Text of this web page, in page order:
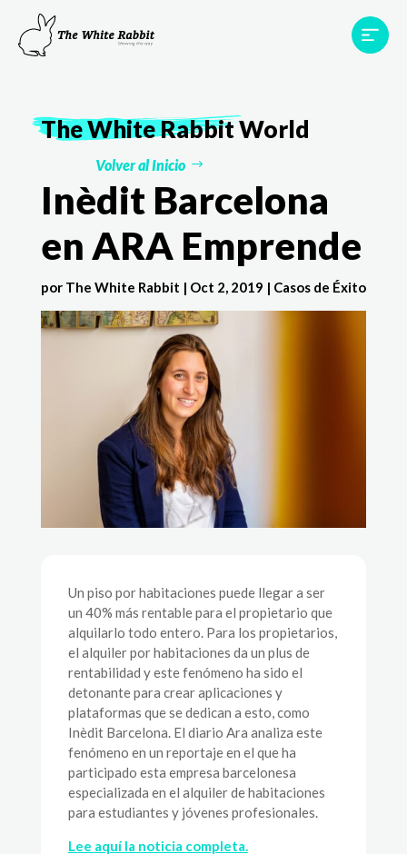
Proyectos
Testimonios
TWR World
The White RabbitWorld
Volver al Inicio
Inèdit Barcelona
en ARA Emprende
por The White Rabbit | Oct 2, 2019 | Casos de Éxito
Un piso por habitaciones puede llegar a ser
un 40% más rentable para el propietario que
alquilarlo todo entero. Para los propietarios,
el alquiler por habitaciones da un plus de
rentabilidad y este fenómeno ha sido el
detonante para crear aplicaciones y
plataformas que se dedican a esto, como
Inèdit Barcelona. El diario Ara analiza este
fenómeno en un reportaje en el que ha
participado esta empresa barcelonesa
especializada en el alquiler de habitaciones
para estudiantes y jóvenes profesionales.
Lee aquí la noticia completa.